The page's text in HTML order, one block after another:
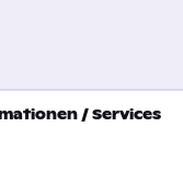
/ Services